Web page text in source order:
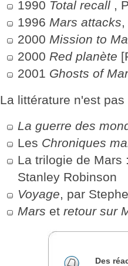
1990 Total recall ,
1996 Mars attacks
2000 Mission to
2000 Red planète
2001 Ghosts of
La littérature n'est
La guerre des
Les Chroniques
La trilogie de Mars
Stanley Robinson
Voyage, par
Mars et retour sur
Des